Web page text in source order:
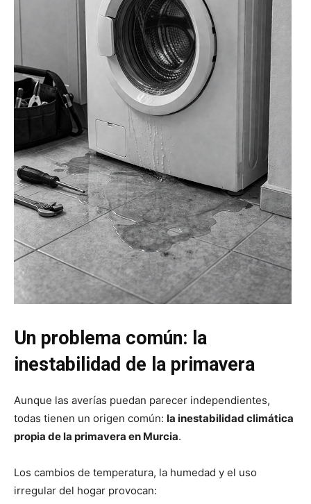
Un problema común: la
inestabilidad de la primavera
Aunque las averías puedan parecer independientes,
todas tienen un origen común: la inestabilidad climática
propia de la primavera en Murcia.
Los cambios de temperatura, la humedad y el uso
irregular del hogar provocan: